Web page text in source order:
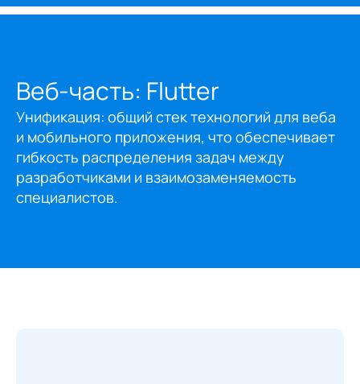
Веб-часть: Flutter
Унификация: общий стек технологий для веба
и мобильного приложения, что обеспечивает
гибкость распределения задач между
разработчиками и взаимозаменяемость
специалистов.